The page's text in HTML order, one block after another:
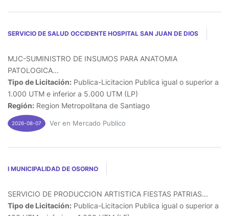
SERVICIO DE SALUD OCCIDENTE HOSPITAL SAN JUAN DE DIOS
MJC-SUMINISTRO DE INSUMOS PARA ANATOMIA
PATOLOGICA...
Tipo de Licitación: Publica-Licitacion Publica igual o superior a
1.000 UTM e inferior a 5.000 UTM (LP)
Región: Region Metropolitana de Santiago
2026-08-07 Ver en Mercado Publico
I MUNICIPALIDAD DE OSORNO
SERVICIO DE PRODUCCION ARTISTICA FIESTAS PATRIAS...
Tipo de Licitación: Publica-Licitacion Publica igual o superior a